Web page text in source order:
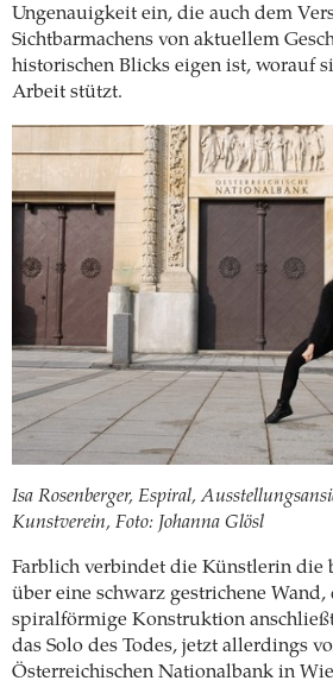
Ungenauigkeit ein, die auch dem
Sichtbarmachens von aktuellem
historischen Blicks eigen ist, worauf
Arbeit stützt.
Isa Rosenberger, Espiral,
Kunstverein, Foto: Johanna Glösl
Farblich verbindet die Künstlerin die
über eine schwarz gestrichene Wand,
spiralförmige Konstruktion
das Solo des Todes, jetzt allerdings
Österreichischen Nationalbank in